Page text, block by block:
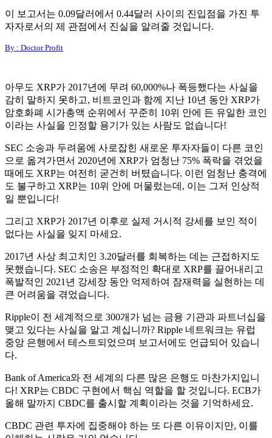
이 보고서는 0.09달러에서 0.44달러 사이의 진입점을 가진 투
자자로서의 제 관점에서 진실을 알려줄 것입니다.
By : Doctor Profit
아무도 XRP가 2017년에 무려 60,000%나 폭등했다는 사실을
감히 말하지 못하고, 비트코인과 함께 지난 10년 동안 XRP가
암호화폐 시가총액 순위에서 꾸준히 10위 안에 든 유일한 코인
이라는 사실을 인정할 용기가 있는 사람도 없습니다!
SEC 소송과 두려움에 사로잡힌 새로운 투자자들이 다른 코인
으로 옮겨가면서 2020년에 XRP가 엄청난 75% 폭락을 겪었을
때에도 XRP는 여전히 굳건히 버텼습니다. 이런 엄청난 충격에
도 불구하고 XRP는 10위 안에 머물렀는데, 이는 그저 인상적
일 뿐입니다!
그리고 XRP가 2017년 이후로 실제 거시적 강세를 보인 적이
없다는 사실을 잊지 마세요.
2017년 사상 최고치인 3.20달러를 회복하는 데는 근접하지도
못했습니다. SEC 소송은 부정적인 확대로 XRP를 끌어내리고
폭발적인 2021년 강세장 동안 억제하여 잠재력을 실현하는 데
큰 어려움을 겪었습니다.
Ripple이 전 세계적으로 300개가 넘는 금융 기관과 파트너십을
맺고 있다는 사실을 알고 계십니까? Ripple 네트워크는 유럽
중앙 은행에서 테스트되었으며 보고서에도 언급되어 있습니
다.
Bank of America와 전 세계의 다른 많은 은행도 마찬가지입니
다! XRP는 CBDC 구현에서 핵심 역할을 할 것입니다. ECB가
올해 말까지 CBDC를 출시할 계획이라는 것을 기억하세요.
CBDC 관련 투자에 집중해야 하는 또 다른 이유이지만, 이를